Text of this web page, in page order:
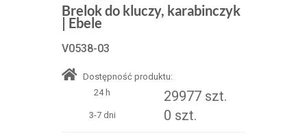
Brelok do kluczy, karabinczyk
| Ebele
V0538-03
Dostępność produktu:
24 h
29977 szt.
3-7 dni 0 szt.